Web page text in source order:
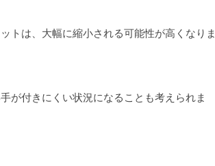
トは、大幅に縮小される可能性が高くなりま
が付きにくい状況になることも考えられま